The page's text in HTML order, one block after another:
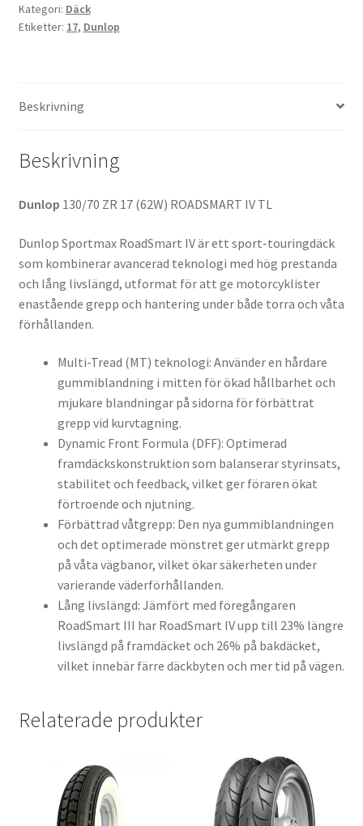
17
(62W)
Kategori: Däck
Etiketter: 17, Dunlop
Beskrivning
Beskrivning
Dunlop 130/70 ZR 17 (62W) ROADSMART IV TL
Dunlop Sportmax RoadSmart IV är ett sport-touringdäck
som kombinerar avancerad teknologi med hög prestanda
och lång livslängd, utformat för att ge motorcyklister
enastående grepp och hantering under både torra och våta
förhållanden.
Multi-Tread (MT) teknologi: Använder en hårdare
gummiblandning i mitten för ökad hållbarhet och
mjukare blandningar på sidorna för förbättrat
grepp vid kurvtagning.
Dynamic Front Formula (DFF): Optimerad
framdäckskonstruktion som balanserar styrinsats,
stabilitet och feedback, vilket ger föraren ökat
förtroende och njutning.
Förbättrad våtgrepp: Den nya gummiblandningen
och det optimerade mönstret ger utmärkt grepp
på våta vägbanor, vilket ökar säkerheten under
varierande väderförhållanden.
Lång livslängd: Jämfört med föregångaren
RoadSmart III har RoadSmart IV upp till 23% längre
livslängd på framdäcket och 26% på bakdäcket,
vilket innebär färre däckbyten och mer tid på vägen.
Relaterade produkter